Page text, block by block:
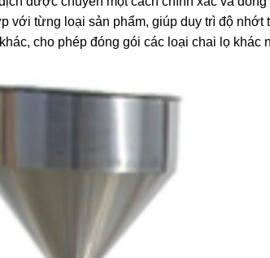
với từng loại sản phẩm, giúp duy trì độ nhớt
cho phép đóng gói các loại chai lọ khác